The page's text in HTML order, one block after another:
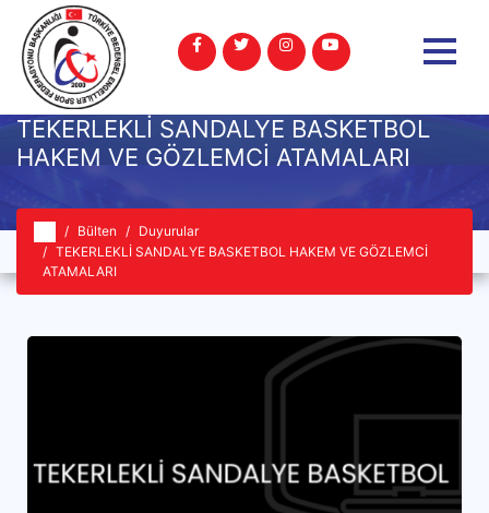
TEKERLEKLİ SANDALYE BASKETBOL
HAKEM VE GÖZLEMCİ ATAMALARI
Bülten
Duyurular
TEKERLEKLİ SANDALYE BASKETBOL HAKEM VE GÖZLEMCİ
ATAMALARI